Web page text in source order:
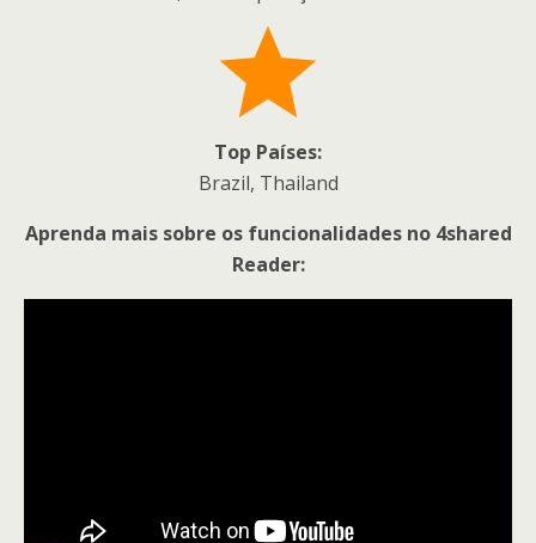
Top Países:
Brazil, Thailand
Aprenda mais sobre os funcionalidades no 4shared
Reader: